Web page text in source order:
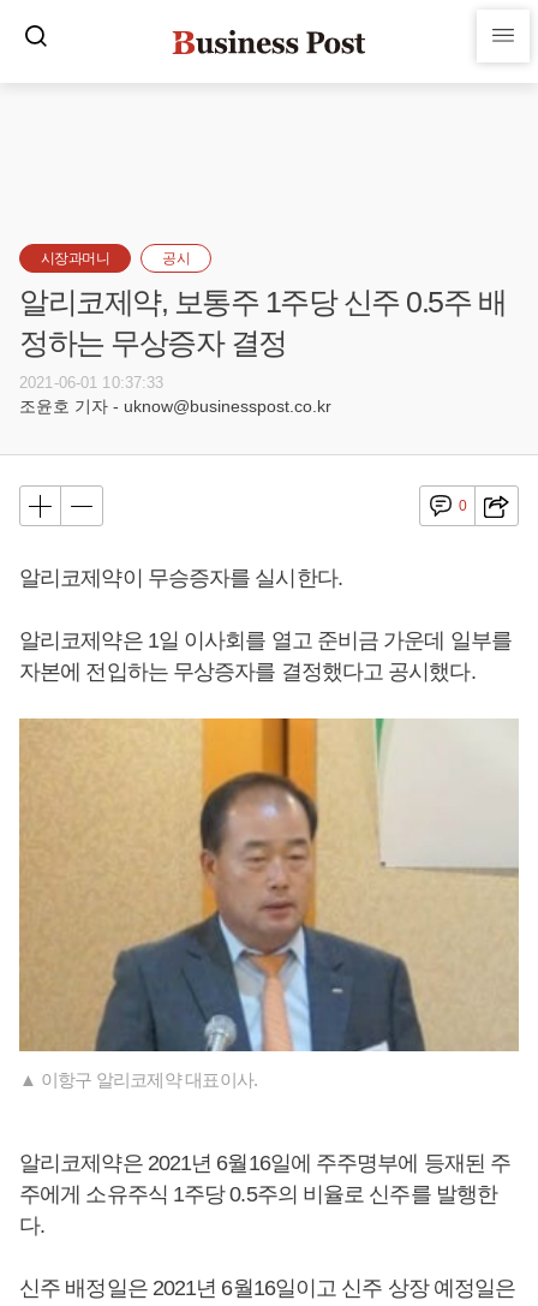
시장과머니 공시
알리코제약, 보통주 1주당 신주 0.5주 배
정하는 무상증자 결정
2021-06-01 10:37:33
조윤호 기자 - uknow@businesspost.co.kr
0
알리코제약이 무승증자를 실시한다.
알리코제약은 1일 이사회를 열고 준비금 가운데 일부를
자본에 전입하는 무상증자를 결정했다고 공시했다.
▲ 이항구 알리코제약 대표이사.
알리코제약은 2021년 6월16일에 주주명부에 등재된 주
주에게 소유주식 1주당 0.5주의 비율로 신주를 발행한
다.
신주 배정일은 2021년 6월16일이고 신주 상장 예정일은